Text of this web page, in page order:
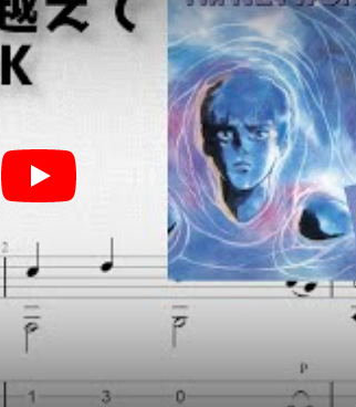
BEYOND THE TIME (メビウスの宇宙を越えて) (